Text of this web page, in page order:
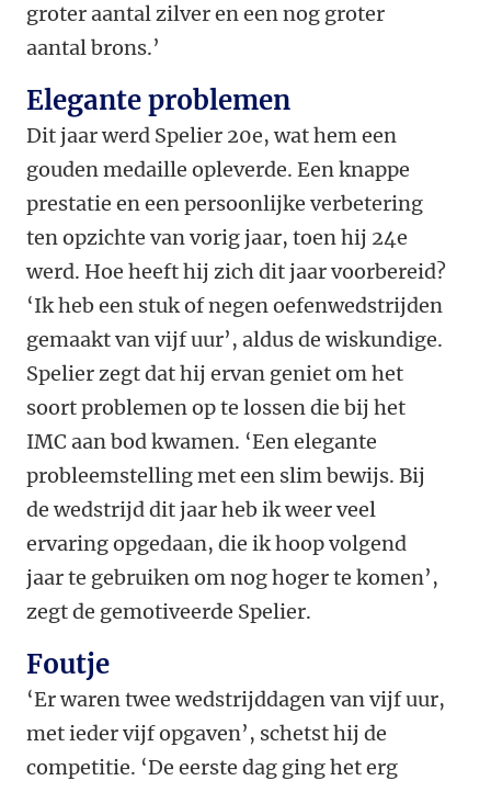
groter aantal zilver en een nog groter
aantal brons.’
Elegante problemen
Dit jaar werd Spelier 20e, wat hem een
gouden medaille opleverde. Een knappe
prestatie en een persoonlijke verbetering
ten opzichte van vorig jaar, toen hij 24e
werd. Hoe heeft hij zich dit jaar voorbereid?
‘Ik heb een stuk of negen oefenwedstrijden
gemaakt van vijf uur’, aldus de wiskundige.
Spelier zegt dat hij ervan geniet om het
soort problemen op te lossen die bij het
IMC aan bod kwamen. ‘Een elegante
probleemstelling met een slim bewijs. Bij
de wedstrijd dit jaar heb ik weer veel
ervaring opgedaan, die ik hoop volgend
jaar te gebruiken om nog hoger te komen’,
zegt de gemotiveerde Spelier.
Foutje
‘Er waren twee wedstrijddagen van vijf uur,
met ieder vijf opgaven’, schetst hij de
competitie. ‘De eerste dag ging het erg